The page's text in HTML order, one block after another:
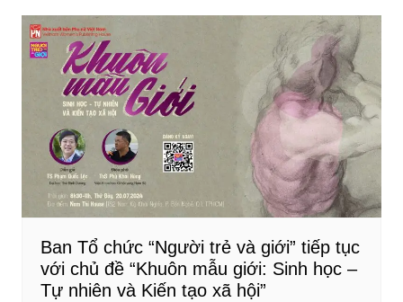
Ban Tổ chức “Người trẻ và giới” tiếp tục
với chủ đề “Khuôn mẫu giới: Sinh học –
Tự nhiên và Kiến tạo xã hội”